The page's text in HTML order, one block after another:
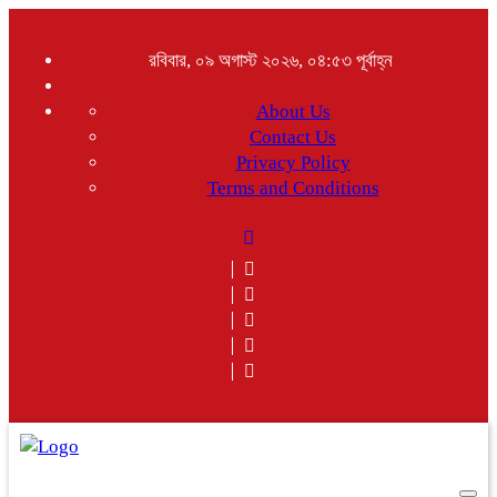
রবিবার, ০৯ অগাস্ট ২০২৬, ০৪:৫৩ পূর্বাহ্ন
About Us
Contact Us
Privacy Policy
Terms and Conditions